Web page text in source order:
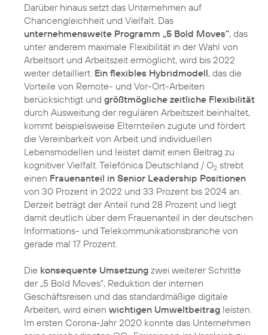
Darüber hinaus setzt das Unternehmen auf
Chancengleichheit und Vielfalt. Das
unternehmensweite Programm „5 Bold Moves“, das
unter anderem maximale Flexibilität in der Wahl von
Arbeitsort und Arbeitszeit ermöglicht, wird bis 2022
weiter detailliert. Ein flexibles Hybridmodell, das die
Vorteile von Remote- und Vor-Ort-Arbeiten
berücksichtigt und größtmögliche zeitliche Flexibilität
durch Ausweitung der regulären Arbeitszeit beinhaltet,
kommt beispielsweise Elternteilen zugute und fördert
die Vereinbarkeit von Arbeit und individuellen
Lebensmodellen und leistet damit einen Beitrag zu
kognitiver Vielfalt. Telefónica Deutschland / O2 strebt
einen Frauenanteil in Senior Leadership Positionen
von 30 Prozent in 2022 und 33 Prozent bis 2024 an.
Derzeit beträgt der Anteil rund 28 Prozent und liegt
damit deutlich über dem Frauenanteil in der deutschen
Informations- und Telekommunikationsbranche von
gerade mal 17 Prozent.
Die konsequente Umsetzung zwei weiterer Schritte
der „5 Bold Moves“, Reduktion der internen
Geschäftsreisen und das standardmäßige digitale
Arbeiten, wird einen wichtigen Umweltbeitrag leisten.
Im ersten Corona-Jahr 2020 konnte das Unternehmen